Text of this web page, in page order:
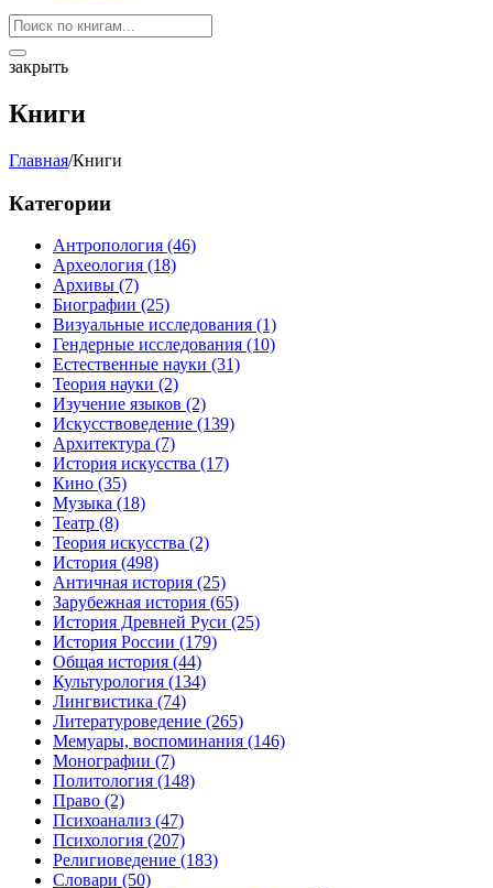
закрыть
Книги
Главная/Книги
Категории
Антропология (46)
Археология (18)
Архивы (7)
Биографии (25)
Визуальные исследования (1)
Гендерные исследования (10)
Естественные науки (31)
Теория науки (2)
Изучение языков (2)
Искусствоведение (139)
Архитектура (7)
История искусства (17)
Кино (35)
Музыка (18)
Театр (8)
Теория искусства (2)
История (498)
Античная история (25)
Зарубежная история (65)
История Древней Руси (25)
История России (179)
Общая история (44)
Культурология (134)
Лингвистика (74)
Литературоведение (265)
Мемуары, воспоминания (146)
Монографии (7)
Политология (148)
Право (2)
Психоанализ (47)
Психология (207)
Религиоведение (183)
Словари (50)